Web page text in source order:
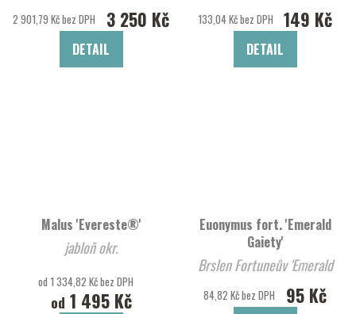
2 901,79 Kč bez DPH 3 250 Kč
DETAIL
133,04 Kč bez DPH 149 Kč
DETAIL
Malus 'Evereste®'
jabloň okr.
od 1 334,82 Kč bez DPH
od 1 495 Kč
Euonymus fort. 'Emerald
Gaiety'
Brslen Fortuneův 'Emerald
84,82 Kč bez DPH 95 Kč